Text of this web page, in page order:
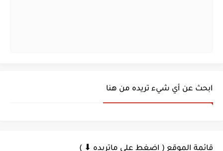
ابحث عن أي شيء تريده من هنا
قائمة الموقع ( اضغط على ماتريده ⬇ )